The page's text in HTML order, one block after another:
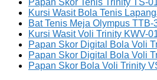
Papan Skor Tenis Trinity TS-
Kursi Wasit Bola Tenis
Bat Tenis Meja Olympus TTB-
Kursi Wasit Voli Trinity KWV-
Papan Skor Digital Bola Voli
Papan Skor Digital Bola Voli
Papan Skor Bola Voli Trinity